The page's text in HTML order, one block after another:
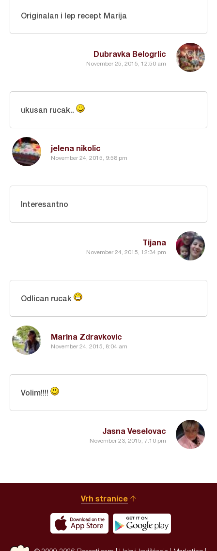
Dubravka Belogrlic
November 25, 2015, 12:50 am
Originalan i lep recept Marija
jelena nikolic
November 24, 2015, 9:58 pm
ukusan rucak..
Tijana
November 24, 2015, 12:34 pm
Interesantno
Marina Zdravkovic
November 24, 2015, 8:04 am
Odlican rucak
Jasna Veselovac
November 23, 2015, 7:10 pm
Volim!!!!
Vrh stranice